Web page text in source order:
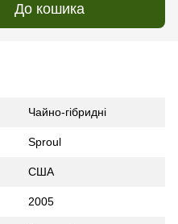
До кошика
Чайно-гібридні
Sproul
США
2005